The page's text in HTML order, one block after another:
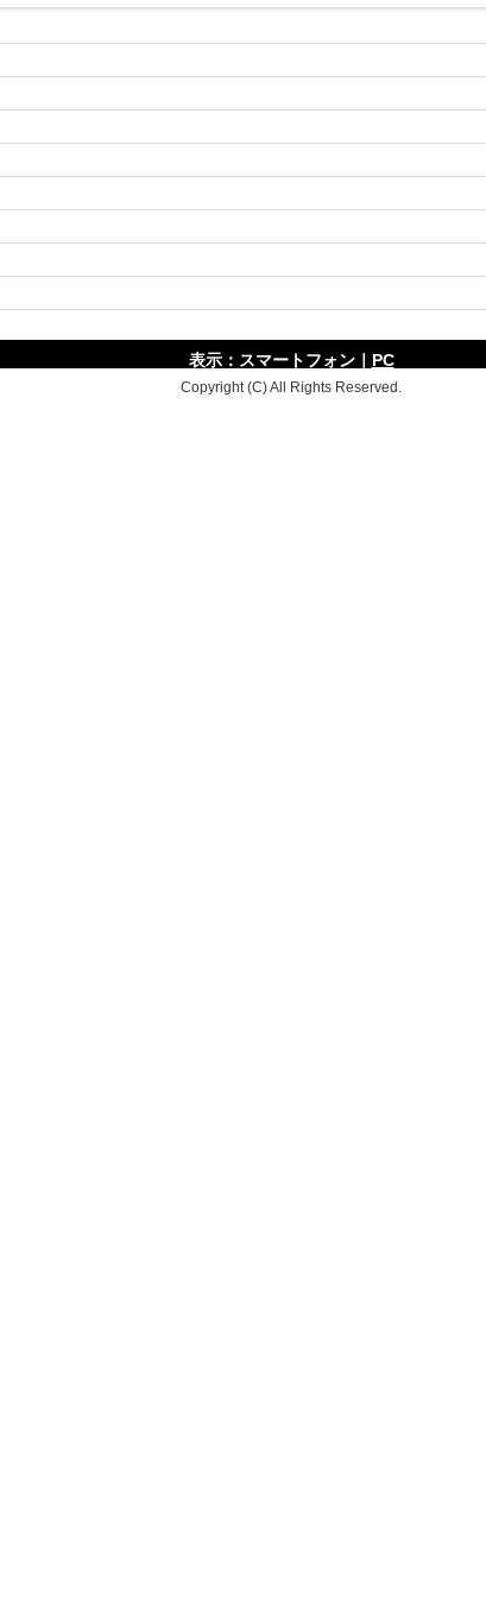
表示：スマートフォン｜ PC
Copyright (C) All Rights Reserved.